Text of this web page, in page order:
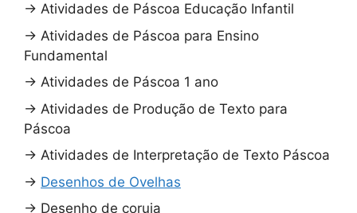
→ Atividades de Páscoa Educação Infantil
→ Atividades de Páscoa para Ensino
Fundamental
→ Atividades de Páscoa 1 ano
→ Atividades de Produção de Texto para
Páscoa
→ Atividades de Interpretação de Texto Páscoa
→ Desenhos de Ovelhas
→ Desenho de coruja